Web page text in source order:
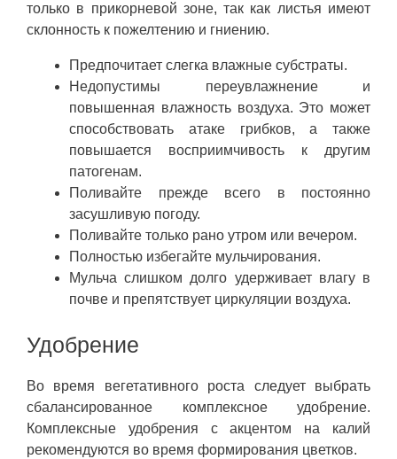
только в прикорневой зоне, так как листья имеют
склонность к пожелтению и гниению.
Предпочитает слегка влажные субстраты.
Недопустимы переувлажнение и
повышенная влажность воздуха. Это может
способствовать атаке грибков, а также
повышается восприимчивость к другим
патогенам.
Поливайте прежде всего в постоянно
засушливую погоду.
Поливайте только рано утром или вечером.
Полностью избегайте мульчирования.
Мульча слишком долго удерживает влагу в
почве и препятствует циркуляции воздуха.
Удобрение
Во время вегетативного роста следует выбрать
сбалансированное комплексное удобрение.
Комплексные удобрения с акцентом на калий
рекомендуются во время формирования цветков.